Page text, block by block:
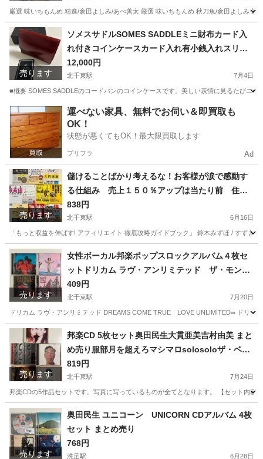
厳選 味いちもんめ 精進/倉田よしみ/あべ善太 厳選 味いちもんめ 秋刀魚/倉田よ
東京 大田区 北千束駅
味いちもんめ
売ります
ソメスサドルSOMES SADDLEミニ財布カード入
れ付きコインケースカード入れ有小銭入れスリム
ウォレットコンパクトウォレット
12,000円
北千束駅 7月4日
■概要 SOMES SADDLEのコードバンのコインケースです。美しい表情に見るたびニ
東京 大田区 北千束駅 小物 カード
運べない家具、無料でお伺い＆即買取も
OK！
状態が悪くてもOK！最大限買取します
プリフラ Ad
売ります
儲けることばかり考えるな！お客様が涙で感動す
る仕組み 売上１５０％アップは当たり前 住宅
販売全国１位の秘密は、、他全6冊セット
838円
北千束駅 6月16日
「もっと収益を伸ばす! アフィリエイト 徹底攻略ガイドブック」 鈴木みずほ / すずき
東京 大田区 北千束駅 ビジネス、経済 住宅
売ります
女性ボーカル邦楽ポップスロックアルバム４枚セ
ットドリカム ラヴ・アンリミテッド ザ・モンス
ター エゴラッピン レベッカ
409円
北千束駅 7月20日
ドリカム ラヴ・アンリミテッド DREAMS COME TRUE LOVE UNLIMITED∞ ドリ
東京 大田区 北千束駅
売ります
邦楽CD 5枚セット奥田民生大貫亜美吉村由美 まと
め売り服部月を超えろマシマロsolosoloザ・ベリ
ー・ラスト・オブ・ユニコーン
819円
北千束駅 7月24日
邦楽CDの5作品セットです。写真に写っているものが全てとなります。 【セット内
東京 大田区 北千束駅
売ります
奥田民生 ユニコーン UNICORN CDアルバム 4枚
セット まとめ売り
768円
洗足駅 6月28日